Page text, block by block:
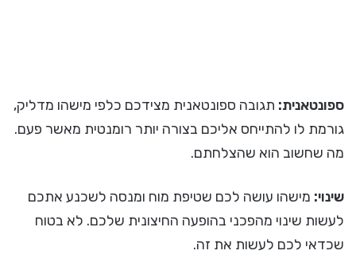
ספונטאנית: תגובה ספונטאנית מצידכם כלפי מישהו מדליק,
גורמת לו להתייחס אליכם בצורה יותר רומנטית מאשר פעם.
מה שחשוב הוא שהצלחתם.
שינוי: מישהו עושה לכם שטיפת מוח ומנסה לשכנע אתכם
לעשות שינוי מהפכני בהופעה החיצונית שלכם. לא בטוח
שכדאי לכם לעשות את זה.